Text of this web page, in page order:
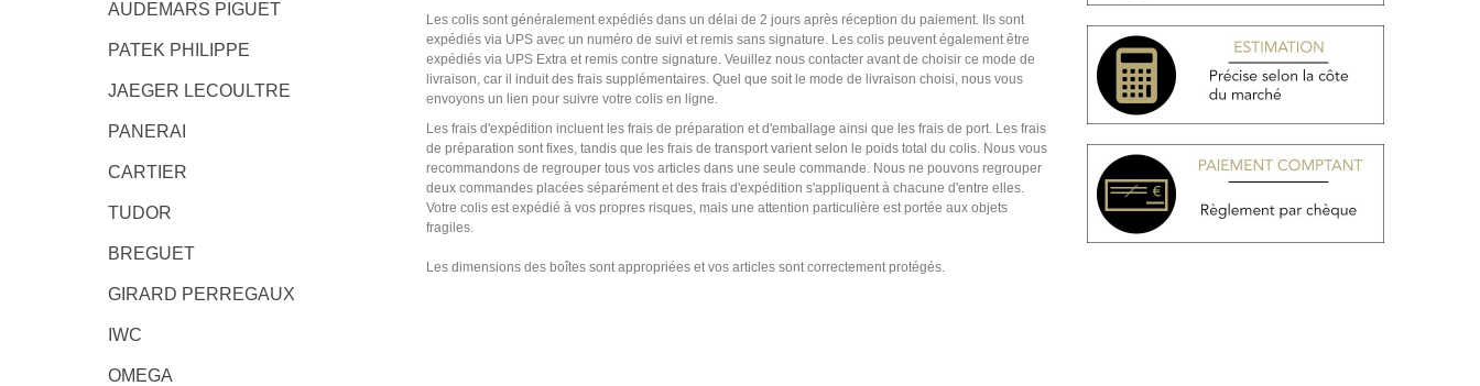
AUDEMARS PIGUET
PATEK PHILIPPE
JAEGER LECOULTRE
PANERAI
CARTIER
TUDOR
BREGUET
GIRARD PERREGAUX
IWC
OMEGA
Les colis sont généralement expédiés dans un délai de 2 jours après réception du paiement. Ils sont
expédiés via UPS avec un numéro de suivi et remis sans signature. Les colis peuvent également être
expédiés via UPS Extra et remis contre signature. Veuillez nous contacter avant de choisir ce mode de
livraison, car il induit des frais supplémentaires. Quel que soit le mode de livraison choisi, nous vous
envoyons un lien pour suivre votre colis en ligne.
Les frais d'expédition incluent les frais de préparation et d'emballage ainsi que les frais de port. Les frais
de préparation sont fixes, tandis que les frais de transport varient selon le poids total du colis. Nous vous
recommandons de regrouper tous vos articles dans une seule commande. Nous ne pouvons regrouper
deux commandes placées séparément et des frais d'expédition s'appliquent à chacune d'entre elles.
Votre colis est expédié à vos propres risques, mais une attention particulière est portée aux objets
fragiles.
Les dimensions des boîtes sont appropriées et vos articles sont correctement protégés.